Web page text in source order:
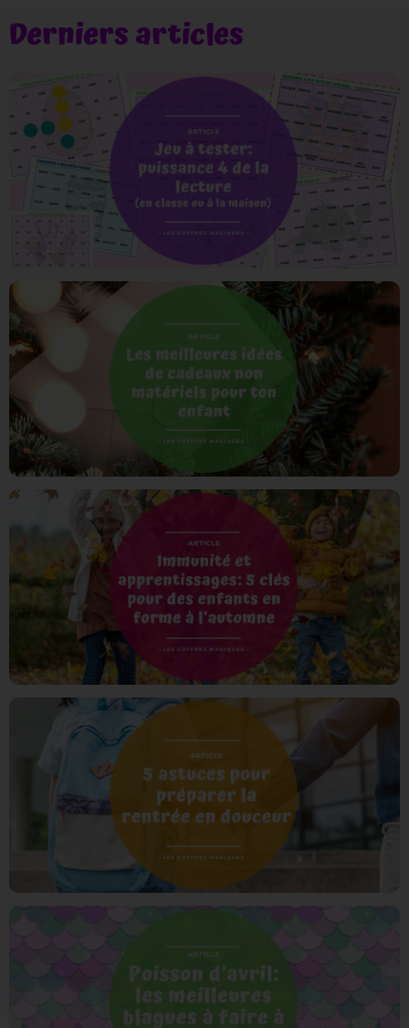
Derniers articles